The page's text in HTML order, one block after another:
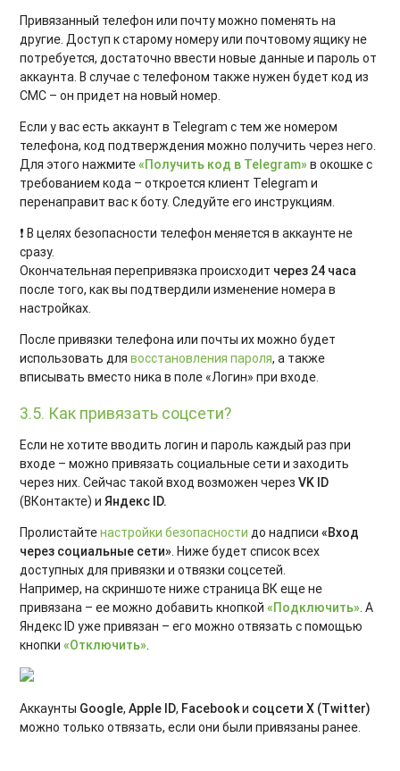
Привязанный телефон или почту можно поменять на
другие. Доступ к старому номеру или почтовому ящику не
потребуется, достаточно ввести новые данные и пароль от
аккаунта. В случае с телефоном также нужен будет код из
СМС – он придет на новый номер.
Если у вас есть аккаунт в Telegram с тем же номером
телефона, код подтверждения можно получить через него.
Для этого нажмите«Получить код в Telegram» в окошке с
требованием кода – откроется клиент Telegram и
перенаправит вас к боту. Следуйте его инструкциям.
❗ В целях безопасности телефон меняется в аккаунте не
сразу.
Окончательная перепривязка происходит через 24 часа
после того, как вы подтвердили изменение номера в
настройках.
После привязки телефона или почты их можно будет
использовать длявосстановления пароля, а также
вписывать вместо ника в поле «Логин» при входе.
3.5. Как привязать соцсети?
Если не хотите вводить логин и пароль каждый раз при
входе – можно привязать социальные сети и заходить
через них. Сейчас такой вход возможен черезVK ID
(ВКонтакте) иЯндекс ID.
Пролистайтенастройки безопасности до надписи«Вход
через социальные сети». Ниже будет список всех
доступных для привязки и отвязки соцсетей.
Например, на скриншоте ниже страница ВК еще не
привязана – ее можно добавить кнопкой«Подключить». А
Яндекс ID уже привязан – его можно отвязать с помощью
кнопки«Отключить».
Аккаунты Google,Apple ID, Facebookи соцсети X (Twitter)
можно только отвязать, если они были привязаны ранее.